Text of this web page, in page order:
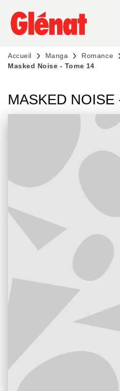
MENU RECHERCHE
PIED DE PAGE
Accueil Manga
Romance
Masked Noise - Tome 14
MASKED NOISE